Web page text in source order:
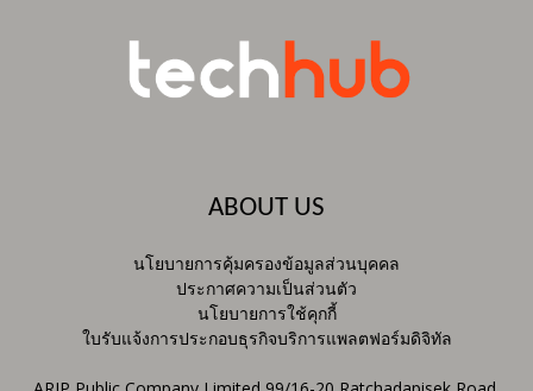
ABOUT US
นโยบายการคุ้มครองข้อมูลส่วนบุคคล
ประกาศความเป็นส่วนตัว
นโยบายการใช้คุกกี้
ใบรับแจ้งการประกอบธุรกิจบริการแพลตฟอร์มดิจิทัล